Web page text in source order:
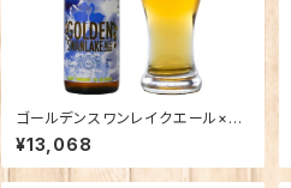
ゴールデンスワンレイクエール×24
本
¥13,068